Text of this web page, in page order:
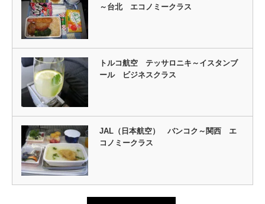
～台北 エコノミークラス
トルコ航空 テッサロニキ～イスタンブ
ール ビジネスクラス
JAL（日本航空） バンコク～関西 エ
コノミークラス